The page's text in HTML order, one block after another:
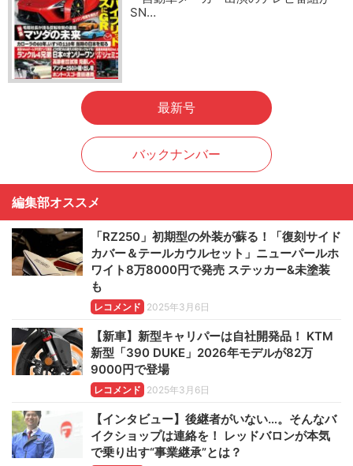
SN…
最新号
バックナンバー
編集部オススメ
「RZ250」初期型の外装が蘇る！「復刻サイド
カバー＆テールカウルセット」ニューパールホ
ワイト8万8000円で発売 ステッカー&未塗装
も
レコメンド 2025年3月6日
【新車】新型キャリパーは自社開発品！ KTM
新型「390 DUKE」2026年モデルが82万
9000円で登場
レコメンド 2025年3月6日
【インタビュー】後継者がいない…。そんなバ
イクショップは連絡を！ レッドバロンが本気
で乗り出す“事業継承”とは？